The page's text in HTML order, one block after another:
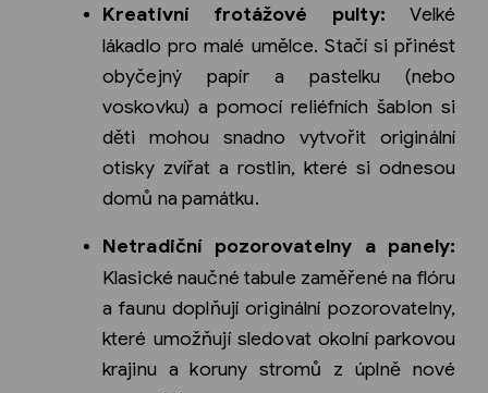
Kreativní frotážové pulty: Velké
lákadlo pro malé umělce. Stačí si přinést
obyčejný papír a pastelku (nebo
voskovku) a pomocí reliéfních šablon si
děti mohou snadno vytvořit originální
otisky zvířat a rostlin, které si odnesou
domů na památku.
Netradiční pozorovatelny a panely:
Klasické naučné tabule zaměřené na flóru
a faunu doplňují originální pozorovatelny,
které umožňují sledovat okolní parkovou
krajinu a koruny stromů z úplně nové